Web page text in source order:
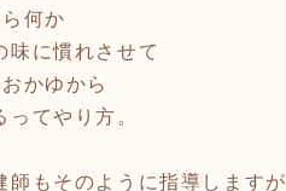
何か
味に慣れさせて
かゆから
ってやり方。
師もそのように指導しますが